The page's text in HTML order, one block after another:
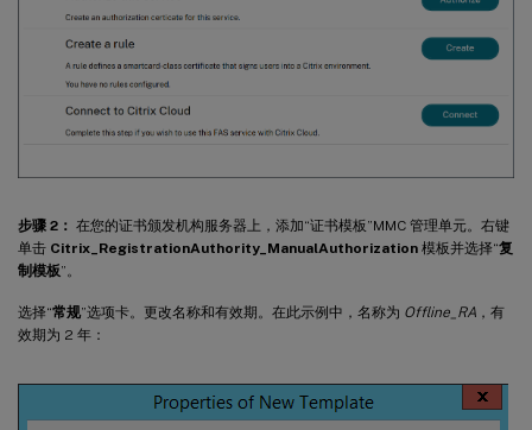
步骤 2： 在您的证书颁发机构服务器上，添加“证书模板”MMC 管理单元。右键
单击 Citrix_RegistrationAuthority_ManualAuthorization 模板并选择“复
制模板”。
选择“常规”选项卡。更改名称和有效期。在此示例中，名称为 Offline_RA ，有
效期为 2 年：